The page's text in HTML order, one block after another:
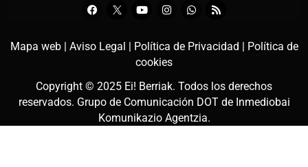
Mapa web | Aviso Legal | Política de Privacidad |
Política de
cookies
Copyright © 2025 Ei! Berriak. Todos los derechos
reservados. Grupo de Comunicación DOT de Inmediobai
Komunikazio Agentzia.